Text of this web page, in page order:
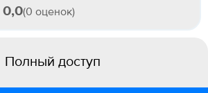
0,0(0 оценок)
Полный доступ